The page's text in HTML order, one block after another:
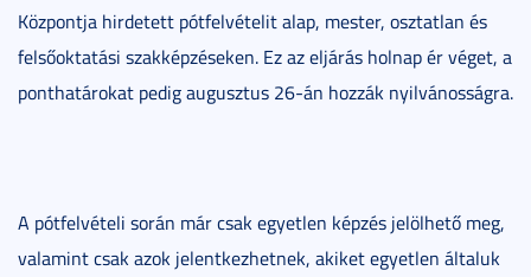
Központja hirdetett pótfelvételit alap, mester, osztatlan és
felsőoktatási szakképzéseken. Ez az eljárás holnap ér véget, a
ponthatárokat pedig augusztus 26-án hozzák nyilvánosságra.
A pótfelvételi során már csak egyetlen képzés jelölhető meg,
valamint csak azok jelentkezhetnek, akiket egyetlen általuk